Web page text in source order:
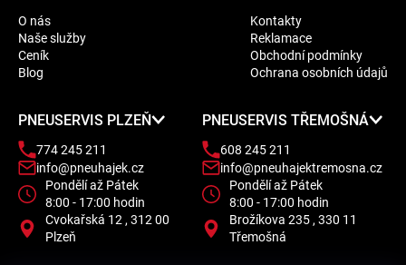
O nás
Naše služby
Ceník
Blog
Kontakty
Reklamace
Obchodní podmínky
Ochrana osobních údajů
PNEUSERVIS PLZEŇ
774 245 211
info@pneuhajek.cz
Pondělí až Pátek
8:00 - 17:00 hodin
Cvokařská 12 , 312 00
Plzeň
PNEUSERVIS TŘEMOŠNÁ
608 245 211
info@pneuhajektremosna.cz
Pondělí až Pátek
8:00 - 17:00 hodin
Brožíkova 235 , 330 11
Třemošná